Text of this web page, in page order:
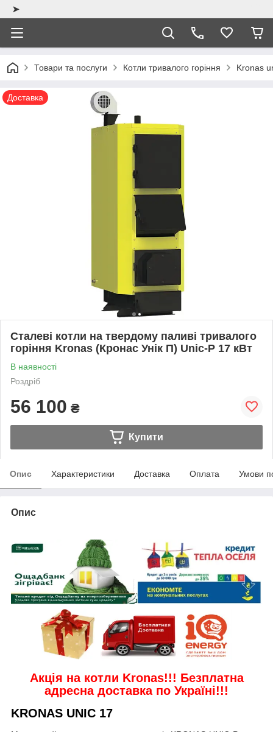
➤
Товари та послуги Котли тривалого горіння Kronas
Доставка
Сталеві котли на твердому паливі тривалого
горіння Kronas (Кронас Унік П) Unic-P 17 кВт
В наявності
Роздріб
56 100 ₴
Купити
Опис Характеристики Доставка Оплата Умови
Опис
Акція на котли Kronas!!! Безплатна
адресна доставка по Україні!!!
KRONAS UNIC 17